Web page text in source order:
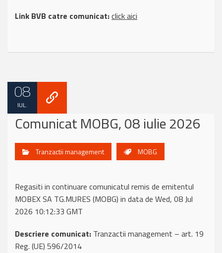
Link BVB catre comunicat:click aici
08
IUL.
Comunicat MOBG, 08 iulie 2026
Tranzactii management MOBG
Regasiti in continuare comunicatul remis de emitentul
MOBEX SA TG.MURES (MOBG) in data de Wed, 08 Jul
2026 10:12:33 GMT
Descriere comunicat: Tranzactii management – art. 19
Reg. (UE) 596/2014